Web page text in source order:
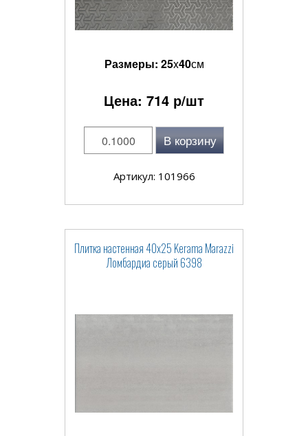
Размеры: 25x40см
Цена: 714 р/шт
В корзину
Артикул: 101966
Плитка настенная 40x25 Kerama Marazzi
Ломбардиа серый 6398